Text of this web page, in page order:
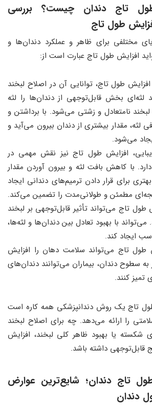
تاج دندان چیست؟ بررسی
طول تاج
مختلفی برای ظاهر و عملکرد دندان‌ها و
افزایش طول تاج عبارت است از:
طول تاج، توانایی آن در اصلاح لبخند
لثه‌ای بخش قابل‌توجهی از دندان‌ها را لثه
نامتعادل و زشتی می‌شود. با برداشتن و
لثه، مقدار بیشتری از دندان بیرون می‌آید و
می‌شود.
افزایش طول تاج نیز نقش مهمی در
با کاهش بافت لثه و بیرون آوردن مقدار
برای قرار دادن ترمیم‌های دندانی ایجاد
مطمئن و طولانی‌مدت را تضمین می‌کند.
طول تاج می‌تواند تأثیر قابل‌توجهی بر لبخند
می‌تواند با بهبود تعادل بین دندان‌ها و لثه‌ها،
ایجاد کند.
طول تاج می‌تواند سلامت دهان را افزایش
سطوح دندان، بیماران می‌توانند دندان‌های
تمیز کنند.
تاج یک روش دندانپزشکی همه کاره است
را ارائه می‌دهد. چه برای اصلاح لبخند
شکسته یا بهبود ظاهر کلی لبخند، افزایش
قابل‌توجهی داشته باشد.
تاج دندان؛ شایع‌ترین عوارض
دندان